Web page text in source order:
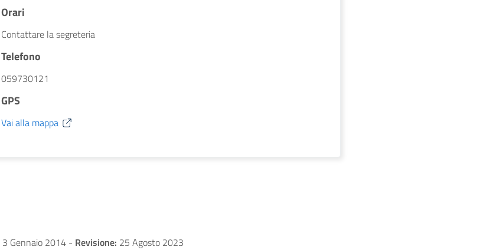
Orari
Contattare la segreteria
Telefono
059730121
GPS
Vai alla mappa
3 Gennaio 2014 - Revisione: 25 Agosto 2023